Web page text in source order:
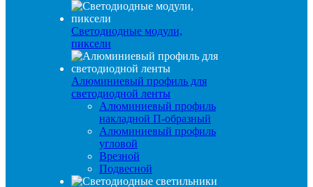
Светодиодные модули,
пиксели
Алюминиевый профиль для
светодиодной ленты
Алюминиевый профиль
накладной П-образный
Алюминиевый профиль
угловой
Врезной
Подвесной